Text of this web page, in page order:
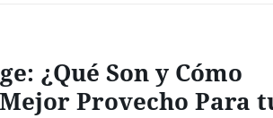
¿Qué Son y Cómo
Provecho Para